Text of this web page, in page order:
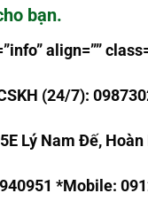
bạn.
align=””
(24/7):
Lý Nam Đế,
*Mobile: